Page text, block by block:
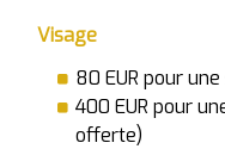
Visage
80 EUR pour
400 EUR pour
offerte)